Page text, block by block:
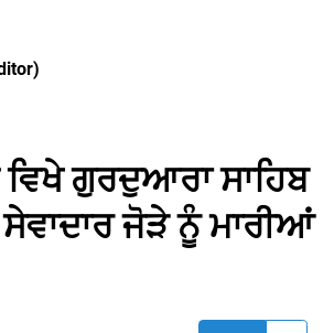
ਵਿਖੇ ਗੁਰਦੁਆਰਾ ਸਾਹਿਬ
ਜੋੜੇ ਨੂੰ ਮਾਰੀਆਂ